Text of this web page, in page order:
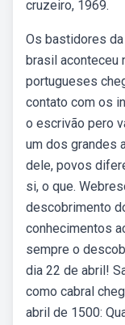
cruzeiro, 1969.
Os bastidores
brasil aconteceu
portugueses
contato com os
o escrivão pero
um dos grandes
dele, povos
si, o que.
descobrimento
conhecimentos
sempre o
dia 22 de abril!
como cabral
abril de 1500: